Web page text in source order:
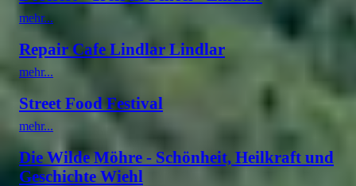
mehr...
Repair Cafe Lindlar Lindlar
mehr...
Street Food Festival
mehr...
Die Wilde Möhre - Schönheit, Heilkraft und
Geschichte Wiehl